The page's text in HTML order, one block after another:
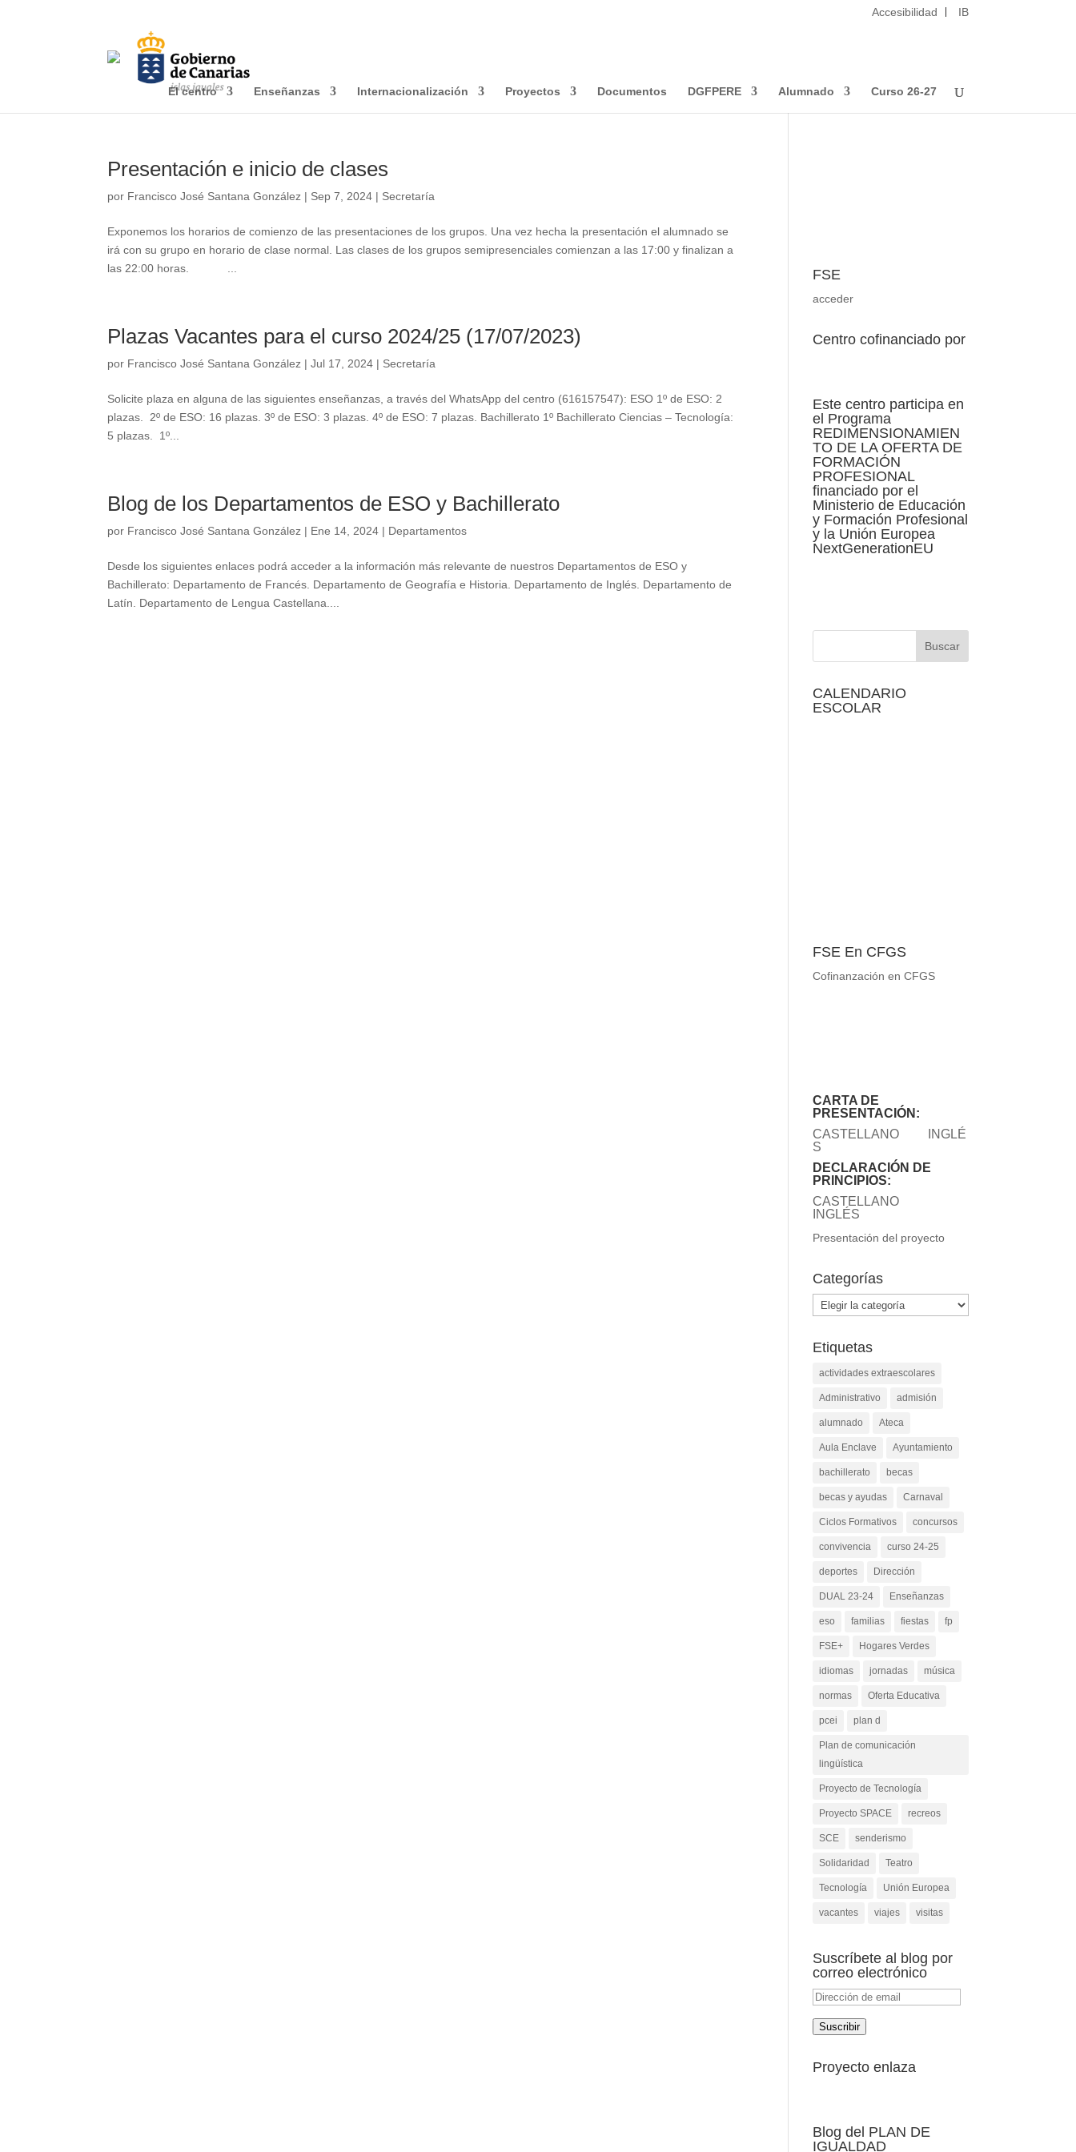
información de carácter personal. Usted puede permitir su uso o rechazarlo, también puede cambiar su configuración siempre que lo desee. Dispone de más
información en nuestraPolítica de cookies.
Accesibilidad IB
El centro Enseñanzas Internacionalización Proyectos Documentos DGFPERE Alumnado Curso 26-27
Presentación e inicio de clases
por Francisco José Santana González | Sep 7, 2024 | Secretaría
Exponemos los horarios de comienzo de las presentaciones de los grupos. Una vez hecha la presentación el alumnado se
irá con su grupo en horario de clase normal. Las clases de los grupos semipresenciales comienzan a las 17:00 y finalizan a
las 22:00 horas. ...
Plazas Vacantes para el curso 2024/25 (17/07/2023)
por Francisco José Santana González |Jul 17, 2024 | Secretaría
Solicite plaza en alguna de las siguientes enseñanzas, a través del WhatsApp del centro (616157547): ESO 1º de ESO: 2
plazas. 2º de ESO: 16 plazas. 3º de ESO: 3 plazas. 4º de ESO: 7 plazas. Bachillerato 1º Bachillerato Ciencias – Tecnología:
5 plazas. 1º...
Blog de los Departamentos de ESO y Bachillerato
por Francisco José Santana González | Ene 14, 2024 | Departamentos
Desde los siguientes enlaces podrá acceder a la información más relevante de nuestros Departamentos de ESO y
Bachillerato: Departamento de Francés. Departamento de Geografía e Historia. Departamento de Inglés. Departamento de
Latín. Departamento de Lengua Castellana....
FSE
acceder
Centro cofinanciado por
Este centro participa en
el Programa
REDIMENSIONAMIEN
TO DE LA OFERTA DE
FORMACIÓN
PROFESIONAL
financiado por el
Ministerio de Educación
y Formación Profesional
y la Unión Europea
NextGenerationEU
CALENDARIO
ESCOLAR
FSE En CFGS
Cofinanzación en CFGS
CARTA DE
PRESENTACIÓN:
CASTELLANO
INGLÉ
S
DECLARACIÓN DE
PRINCIPIOS:
CASTELLANO
INGLÉS
Presentación del proyecto
Categorías
Categorías
Etiquetas
actividades extraescolares
Administrativo admisión
alumnado Ateca
Aula Enclave Ayuntamiento
bachillerato becas
becas y ayudas Carnaval
Ciclos Formativos concursos
convivencia curso 24-25
deportes Dirección
DUAL 23-24 Enseñanzas
eso familias fiestas fp
FSE+ Hogares Verdes
idiomas jornadas música
normas Oferta Educativa
pcei plan d
Plan de comunicación
lingüística
Proyecto de Tecnología
Proyecto SPACE recreos
SCE senderismo
Solidaridad Teatro
Tecnología Unión Europea
vacantes viajes visitas
Suscríbete al blog por
correo electrónico
Dirección
email
Suscribir
Proyecto enlaza
Blog del PLAN DE
IGUALDAD